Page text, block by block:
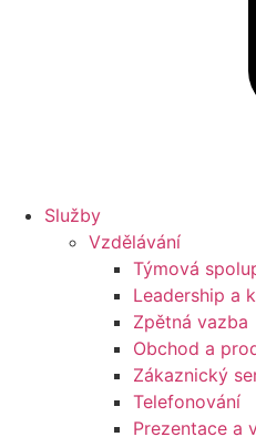
Služby
Vzdělávání
Týmová
Leadership a
Zpětná vazba
Obchod a
Zákaznický
Telefonování
Prezentace a